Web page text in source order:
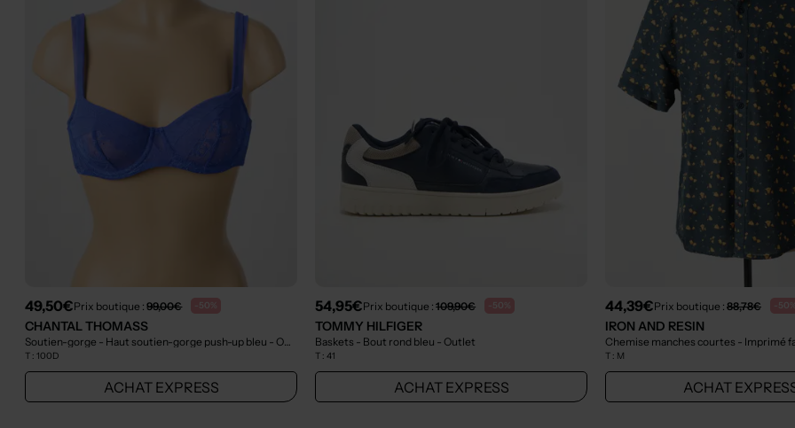
49,50€Prix boutique :99,00€ -50%
CHANTAL THOMASS
Soutien-gorge - Haut soutien-gorge push-up bleu - Outlet
T :100D
ACHAT EXPRESS
54,95€Prix boutique :109,90€ -50%
TOMMY HILFIGER
Baskets - Bout rond bleu - Outlet
T :41
ACHAT EXPRESS
44,39€Prix boutique : 88,78€ -
IRON AND RESIN
Chemise manches courtes - Imprimé
T : M
ACHAT